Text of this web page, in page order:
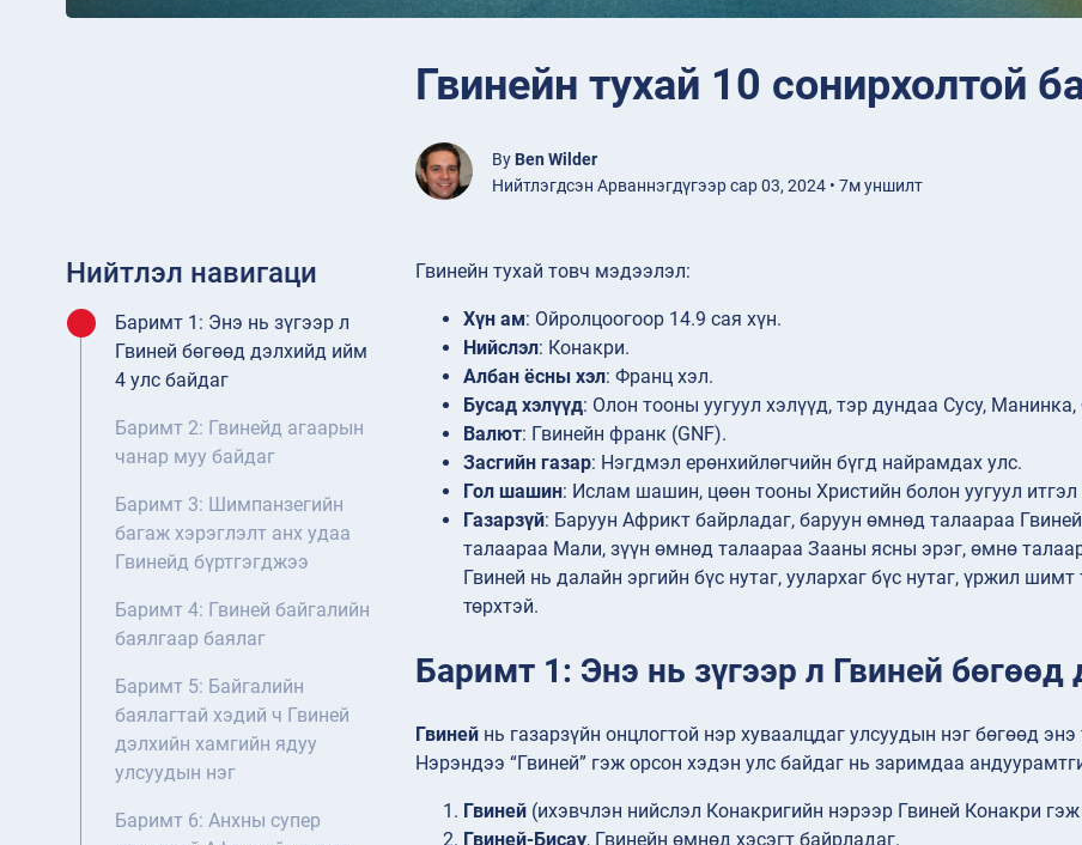
Гвинейн тухай 10 сонирхолтой
By Ben Wilder
Нийтлэгдсэн Арваннэгдүгээр сар 03, 2024 • 7м уншилт
Нийтлэл навигаци
Баримт 1: Энэ нь зүгээр л
Гвиней бөгөөд дэлхийд ийм
4 улс байдаг
Баримт 2: Гвинейд агаарын
чанар муу байдаг
Баримт 3: Шимпанзегийн
багаж хэрэглэлт анх удаа
Гвинейд бүртгэгджээ
Баримт 4: Гвиней байгалийн
баялгаар баялаг
Баримт 5: Байгалийн
баялагтай хэдий ч Гвиней
дэлхийн хамгийн ядуу
улсуудын нэг
Баримт 6: Анхны супер
Гвинейн тухай товч мэдээлэл:
Хүн ам: Ойролцоогоор 14.9 сая хүн.
Нийслэл: Конакри.
Албан ёсны хэл: Франц хэл.
Бусад хэлүүд: Олон тооны уугуул хэлүүд, тэр дундаа Сусу,
Валют: Гвинейн франк (GNF).
Засгийн газар: Нэгдмэл ерөнхийлөгчийн бүгд найрамдах улс.
Гол шашин: Ислам шашин, цөөн тооны Христийн болон уугуул
Газарзүй: Баруун Африкт байрладаг, баруун өмнөд талаараа
талаараа Мали, зүүн өмнөд талаараа Зааны ясны эрэг, өмнө
Гвиней нь далайн эргийн бүс нутаг, уулархаг бүс нутаг, үржил
төрхтэй.
Баримт 1: Энэ нь зүгээр л Гвиней
Гвиней нь газарзүйн онцлогтой нэр хуваалцдаг улсуудын нэг бөгөөд
Нэрэндээ “Гвиней” гэж орсон хэдэн улс байдаг нь заримдаа
Гвиней (ихэвчлэн нийслэл Конакригийн нэрээр Гвиней Конакри
Гвиней-Бисау, Гвинейн өмнөд хэсэгт байрладаг.